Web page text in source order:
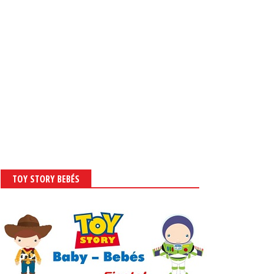
TOY STORY BEBÉS